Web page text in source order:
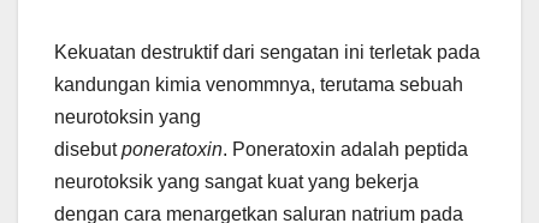
Kekuatan destruktif dari sengatan ini terletak pada
kandungan kimia venommnya, terutama sebuah
neurotoksin yang
disebutponeratoxin. Poneratoxin adalah peptida
neurotoksik yang sangat kuat yang bekerja
dengan cara menargetkan saluran natrium pada